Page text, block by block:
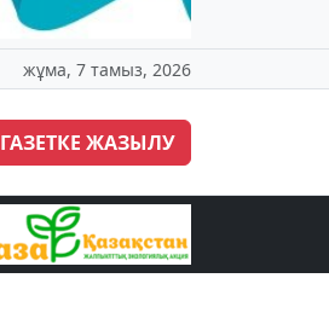
жұма, 7 тамыз, 2026
ГАЗЕТКЕ ЖАЗЫЛУ